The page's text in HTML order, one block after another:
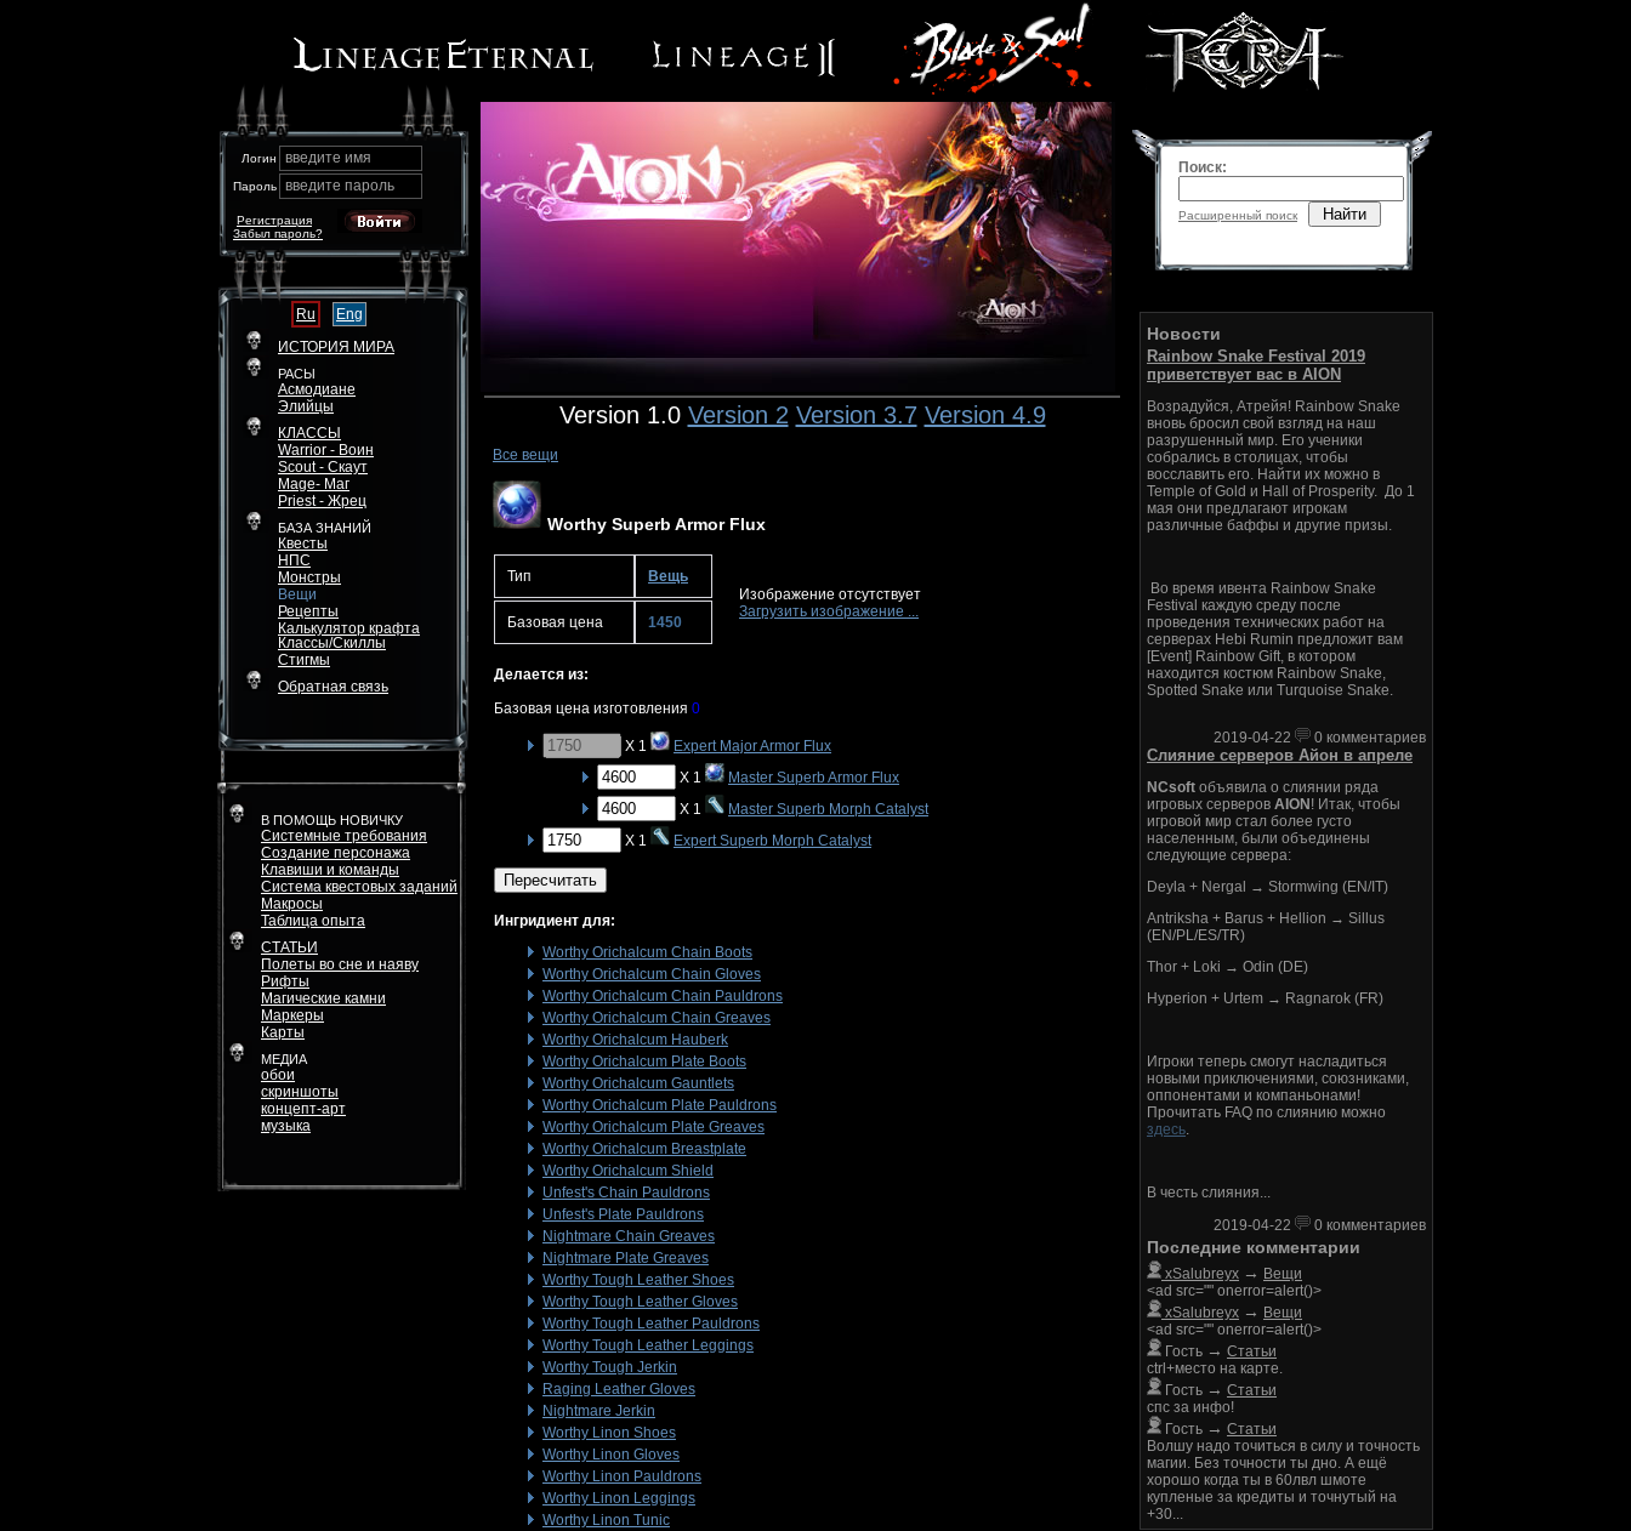
Логин введите имя
Пароль введите пароль
Забыл пароль?
Регистрация
Ru
Eng
ИСТОРИЯ МИРА
РАСЫ
Асмодиане
Элийцы
КЛАССЫ
Warrior - Воин
Scout - Скаут
Mage- Маг
Priest - Жрец
БАЗА ЗНАНИЙ
Квесты
НПС
Монстры
Вещи
Рецепты
Калькулятор крафта
Классы/Скиллы
Стигмы
Обратная связь
В ПОМОЩЬ НОВИЧКУ
Системные требования
Создание персонажа
Клавиши и команды
Система квестовых заданий
Макросы
Таблица опыта
СТАТЬИ
Полеты во сне и наяву
Рифты
Магические камни
Маркеры
Карты
МЕДИА
обои
скриншоты
концепт-арт
музыка
Version 1.0 Version 2 Version 3.7 Version 4.9
Все вещи
Worthy Superb Armor Flux
Тип Вещь
Базовая цена 1450
Изображение отсутствует
Загрузить изображение ...
Делается из:
Базовая цена изготовления 0
X 1
Expert Major Armor Flux
X 1
Master Superb Armor Flux
X 1
Master Superb Morph Catalyst
X 1
Expert Superb Morph Catalyst
Пересчитать
Ингридиент для:
Worthy Orichalcum Chain Boots
Worthy Orichalcum Chain Gloves
Worthy Orichalcum Chain Pauldrons
Worthy Orichalcum Chain Greaves
Worthy Orichalcum Hauberk
Worthy Orichalcum Plate Boots
Worthy Orichalcum Gauntlets
Worthy Orichalcum Plate Pauldrons
Worthy Orichalcum Plate Greaves
Worthy Orichalcum Breastplate
Worthy Orichalcum Shield
Unfest's Chain Pauldrons
Unfest's Plate Pauldrons
Nightmare Chain Greaves
Nightmare Plate Greaves
Worthy Tough Leather Shoes
Worthy Tough Leather Gloves
Worthy Tough Leather Pauldrons
Worthy Tough Leather Leggings
Worthy Tough Jerkin
Raging Leather Gloves
Nightmare Jerkin
Worthy Linon Shoes
Worthy Linon Gloves
Worthy Linon Pauldrons
Worthy Linon Leggings
Worthy Linon Tunic
Поиск:
Расширенный поиск Найти
Новости
Rainbow Snake Festival 2019
приветствует вас в AION
Возрадуйся, Атрейя! Rainbow Snake
вновь бросил свой взгляд на наш
разрушенный мир. Его ученики
собрались в столицах, чтобы
восславить его. Найти их можно в
Temple of Gold и Hall of Prosperity. До 1
мая они предлагают игрокам
различные баффы и другие призы.
Во время ивента Rainbow Snake
Festival каждую среду после
проведения технических работ на
серверах Hebi Rumin предложит вам
[Event] Rainbow Gift, в котором
находится костюм Rainbow Snake,
Spotted Snake или Turquoise Snake.
2019-04-22 0 комментариев
Слияние серверов Айон в апреле
NCsoft объявила о слиянии ряда
игровых серверов AION ! Итак, чтобы
игровой мир стал более густо
населенным, были объединены
следующие сервера:
Deyla + Nergal → Stormwing (EN/IT)
Antriksha + Barus + Hellion → Sillus
(EN/PL/ES/TR)
Thor + Loki → Odin (DE)
Hyperion + Urtem → Ragnarok (FR)
Игроки теперь смогут насладиться
новыми приключениями, союзниками,
оппонентами и компаньонами!
Прочитать FAQ по слиянию можно
здесь.
В честь слияния...
2019-04-22
0 комментариев
Последние комментарии
xSalubreyx → Вещи
<ad src="" onerror=alert()>
xSalubreyx → Вещи
<ad src="" onerror=alert()>
Гость → Статьи
ctrl+место на карте.
Гость → Статьи
спс за инфо!
Гость → Статьи
Волшу надо точиться в силу и точность
магии. Без точности ты дно. А ещё
хорошо когда ты в 60лвл шмоте
купленые за кредиты и точнутый на
+30...